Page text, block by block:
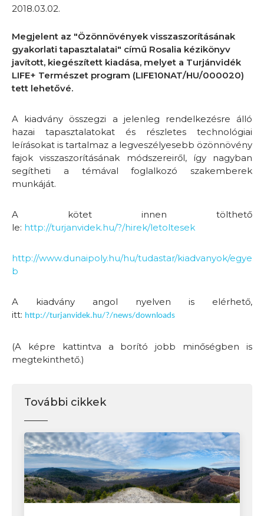
2018.03.02.
Megjelent az "Özönnövények visszaszorításának
gyakorlati tapasztalatai" című Rosalia kézikönyv
javított, kiegészített kiadása, melyet a Turjánvidék
LIFE+ Természet program (LIFE10NAT/HU/000020)
tett lehetővé.
A kiadvány összegzi a jelenleg rendelkezésre álló
hazai tapasztalatokat és részletes technológiai
leírásokat is tartalmaz a legveszélyesebb özönnövény
fajok visszaszorításának módszereiről, így nagyban
segítheti a témával foglalkozó szakemberek
munkáját.
A kötet innen tölthető
le: http://turjanvidek.hu/?/hirek/letoltesek
http://www.dunaipoly.hu/hu/tudastar/kiadvanyok/egye
b
A kiadvány angol nyelven is elérhető,
itt: http://turjanvidek.hu/?/news/downloads
(A képre kattintva a borító jobb minőségben is
megtekinthető.)
További cikkek